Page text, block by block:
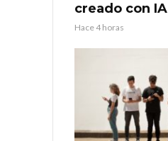
creado con IA
Hace 4 horas